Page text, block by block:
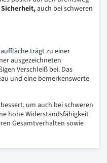
Sicherheit,auch bei schweren
trägt zu einer
ausgezeichneten
Verschleiß bei. Das
und eine bemerkenswerte
um auch bei schweren
hohe Widerstandsfähigkeit
Gesamtverhalten sowie